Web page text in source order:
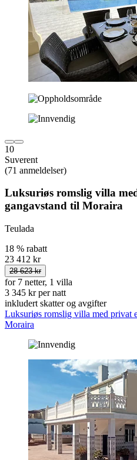
10
Suverent
(71 anmeldelser)
Luksuriøs romslig villa
gangavstand til Moraira
Teulada
18 % rabatt
23 412 kr
28 623 kr
for 7 netter, 1 villa
3 345 kr per natt
inkludert skatter og avgifter
Luksuriøs romslig villa med privat
Moraira